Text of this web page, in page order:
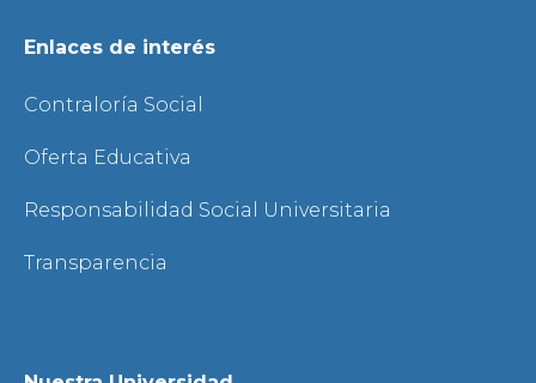
Enlaces de interés
Contraloría Social
Oferta Educativa
Responsabilidad Social Universitaria
Transparencia